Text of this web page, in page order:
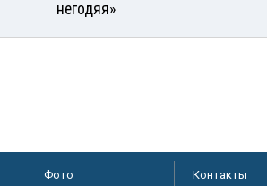
негодяя»
Фото
Контакты